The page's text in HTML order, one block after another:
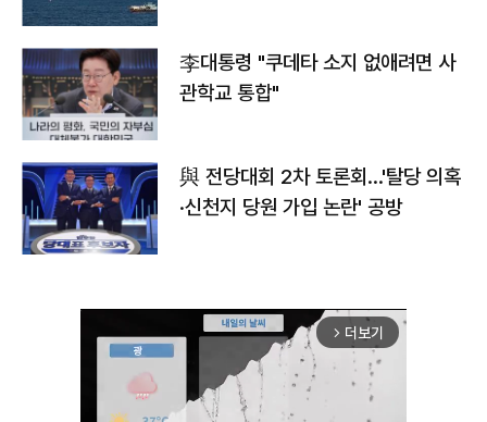
李대통령 "쿠데타 소지 없애려면 사
관학교 통합"
與 전당대회 2차 토론회…'탈당 의혹
·신천지 당원 가입 논란' 공방
arrow_forward_ios 더보기